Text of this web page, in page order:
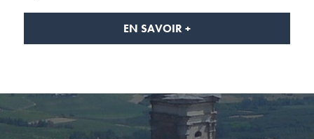
EN SAVOIR +